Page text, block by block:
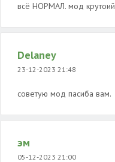
всё НОРМАЛ. мод крутоий
Delaney
23-12-2023 21:48
советую мод пасиба вам.
эм
05-12-2023 21:00